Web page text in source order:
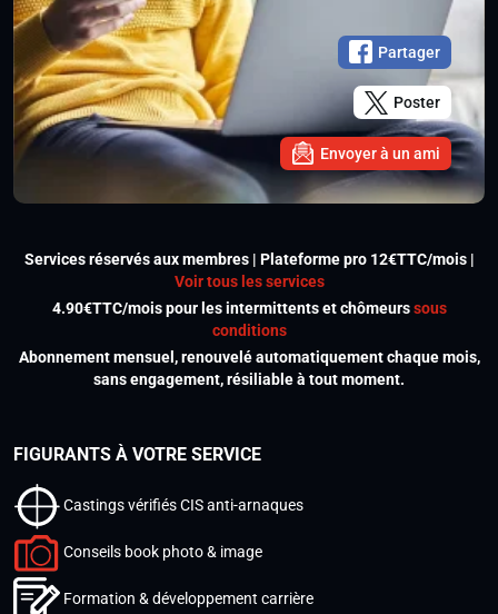
Partager
Poster
Envoyer à un ami
Services réservés aux membres | Plateforme pro 12€TTC/mois |
Voir tous les services
4.90€TTC/mois pour les intermittents et chômeurssous
conditions
Abonnement mensuel, renouvelé automatiquement chaque mois,
sans engagement, résiliable à tout moment.
FIGURANTS À VOTRE SERVICE
Castings vérifiés CIS anti-arnaques
Conseils book photo & image
Formation & développement carrière